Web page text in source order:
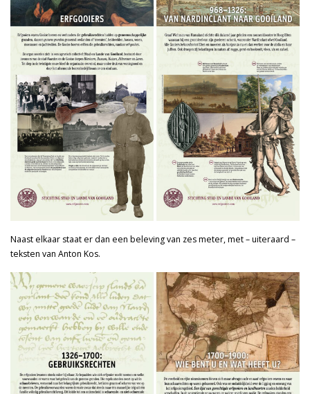
Naast elkaar staat er dan een beleving van zes meter, met – uiteraard –
teksten van Anton Kos.